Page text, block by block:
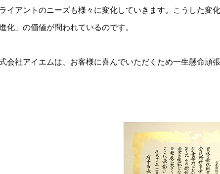
イアントのニーズも様々に変化していきます。こうした変
化」の価値が問われているのです。
会社アイエムは、お客様に喜んでいただくため一生懸命頑張